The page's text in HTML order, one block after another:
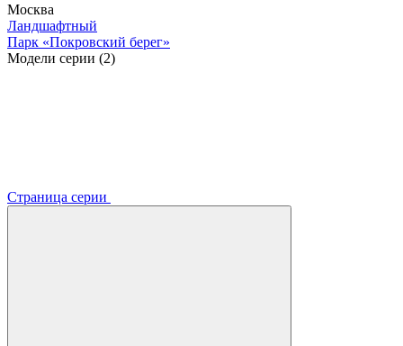
Москва
Ландшафтный
Парк «Покровский берег»
Модели серии (2)
Страница серии